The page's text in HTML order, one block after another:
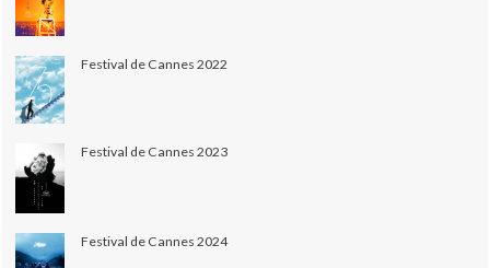
Festival de Cannes 2022
Festival de Cannes 2023
Festival de Cannes 2024